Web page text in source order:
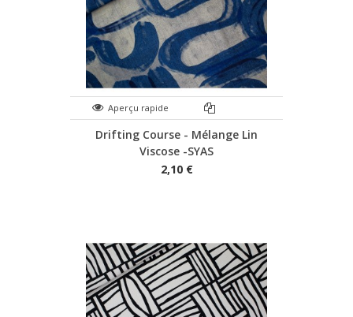
Aperçu rapide
Drifting Course - Mélange Lin
Viscose -SYAS
2,10 €